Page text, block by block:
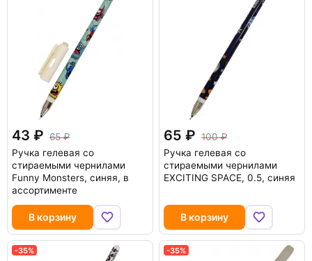
43
65
Ручка гелевая со
стираемыми чернилами
Funny Monsters, синяя, в
ассортименте
В корзину
65
100
Ручка гелевая со
стираемыми чернилами
EXCITING SPACE, 0.5, синяя
В корзину
-35% -35%